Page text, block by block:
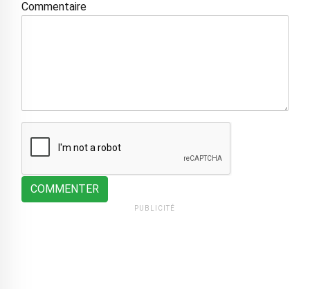
Commentaire
COMMENTER
PUBLICITÉ